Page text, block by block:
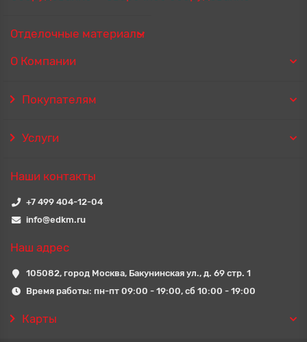
Отделочные материалы
О Компании
Покупателям
Услуги
Наши контакты
+7 499 404-12-04
info@edkm.ru
Наш адрес
105082, город Москва, Бакунинская ул., д. 69 стр. 1
Время работы: пн-пт 09:00 - 19:00, сб 10:00 - 19:00
Карты